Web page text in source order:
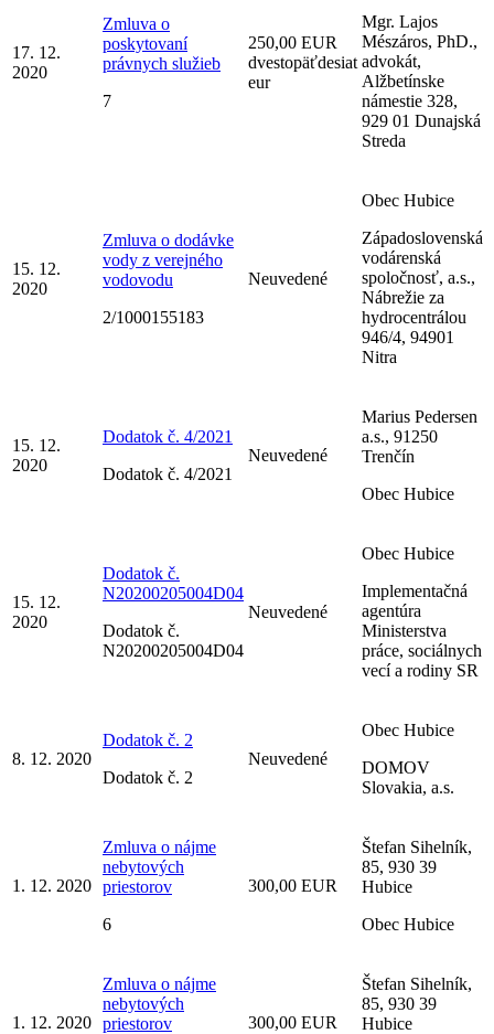
17. 12.
2020
Zmluva o
poskytovaní
právnych služieb
7
250,00 EUR
dvestopäťdesiat
eur
Mgr. Lajos
Mészáros, PhD.,
advokát,
Alžbetínske
námestie 328,
929 01 Dunajská
Streda
15. 12.
2020
Zmluva o dodávke
vody z verejného
vodovodu
2/1000155183
Neuvedené
Obec Hubice
Západoslovenská
vodárenská
spoločnosť, a.s.,
Nábrežie za
hydrocentrálou
946/4, 94901
Nitra
15. 12.
2020
Dodatok č. 4/2021
Dodatok č. 4/2021
Neuvedené
Marius Pedersen
a.s., 91250
Trenčín
Obec Hubice
15. 12.
2020
Dodatok č.
N20200205004D04
Dodatok č.
N20200205004D04
Neuvedené
Obec Hubice
Implementačná
agentúra
Ministerstva
práce, sociálnych
vecí a rodiny SR
8. 12. 2020
Dodatok č. 2
Dodatok č. 2
Neuvedené
Obec Hubice
DOMOV
Slovakia, a.s.
1. 12. 2020
Zmluva o nájme
nebytových
priestorov
6
300,00 EUR
Štefan Sihelník,
85, 930 39
Hubice
Obec Hubice
1. 12. 2020
Zmluva o nájme
nebytových
priestorov
300,00 EUR
Štefan Sihelník,
85, 930 39
Hubice